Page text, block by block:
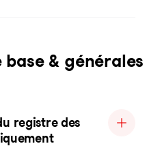
& générales
registre des